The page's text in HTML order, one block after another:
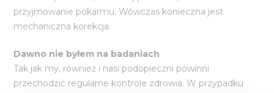
przyjmowanie pokarmu. Wówczas konieczna jest
mechaniczna korekcja.
Dawno nie byłem na badaniach
Tak jak my, również i nasi podopieczni powinni
przechodzić regularne kontrole zdrowia. W przypadku